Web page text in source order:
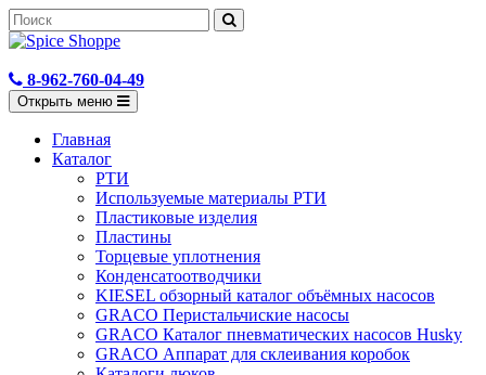
8-962-760-04-49
Открыть меню
Главная
Каталог
РТИ
Используемые материалы РТИ
Пластиковые изделия
Пластины
Торцевые уплотнения
Конденсатоотводчики
KIESEL обзорный каталог объёмных насосов
GRACO Перистальчиские насосы
GRACO Каталог пневматических насосов Husky
GRACO Аппарат для склеивания коробок